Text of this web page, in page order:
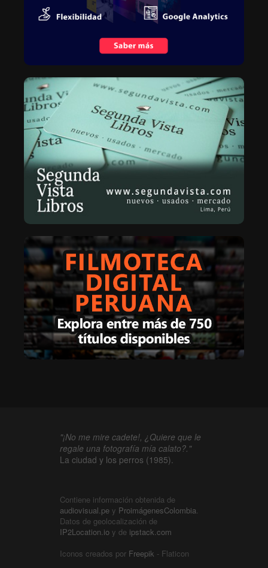
"¡No me mire cadete!, ¿Quiere que le
regale una fotografía mía calato?."
La ciudad y los perros (1985).
Contiene información obtenida de
audiovisual.pe y ProimágenesColombia.
Datos de geolocalización de
IP2Location.io y de ipstack.com
Iconos creados por Freepik - Flaticon